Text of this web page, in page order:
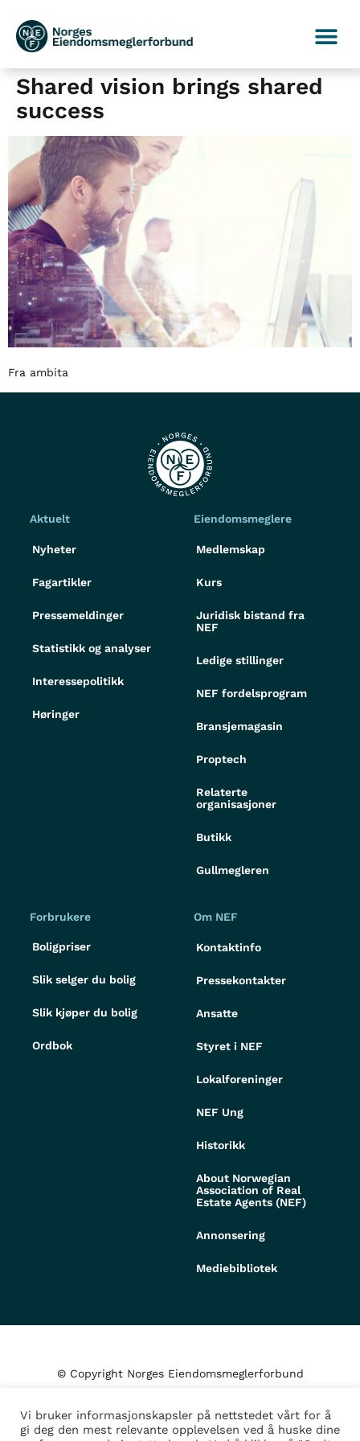
Shared vision brings shared
success
Fra ambita
Aktuelt
Nyheter
Fagartikler
Pressemeldinger
Statistikk og analyser
Interessepolitikk
Høringer
Eiendomsmeglere
Medlemskap
Kurs
Juridisk bistand fra
NEF
Ledige stillinger
NEF fordelsprogram
Bransjemagasin
Proptech
Relaterte
organisasjoner
Butikk
Gullmegleren
Forbrukere
Boligpriser
Slik selger du bolig
Slik kjøper du bolig
Ordbok
Om NEF
Kontaktinfo
Pressekontakter
Ansatte
Styret i NEF
Lokalforeninger
NEF Ung
Historikk
About Norwegian
Association of Real
Estate Agents (NEF)
Annonsering
Mediebibliotek
© Copyright Norges Eiendomsmeglerforbund
Personvern og cookies
Vi bruker informasjonskapsler på nettstedet vårt for å
gi deg den mest relevante opplevelsen ved å huske dine